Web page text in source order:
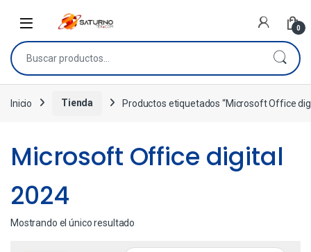
0
Inicio Tienda Productos etiquetados “Microsoft Office
Microsoft Office digital
2024
Mostrando el único resultado